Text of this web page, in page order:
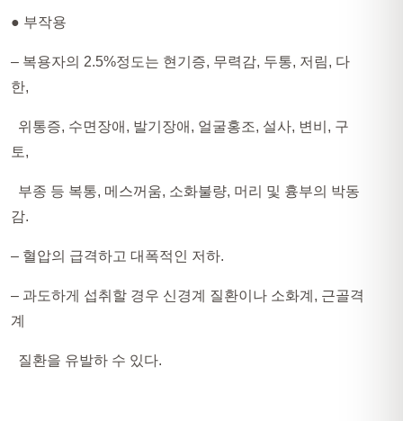
● 부작용​
– 복용자의 2.5%정도는 현기증, 무력감, 두통, 저림, 다
한,
위통증, 수면장애, 발기장애, 얼굴홍조, 설사, 변비, 구
토,
부종 등 복통, 메스꺼움, 소화불량, 머리 및 흉부의 박동
감.
– 혈압의 급격하고 대폭적인 저하.
– 과도하게 섭취할 경우 신경계 질환이나 소화계, 근골격
계
질환을 유발하 수 있다.